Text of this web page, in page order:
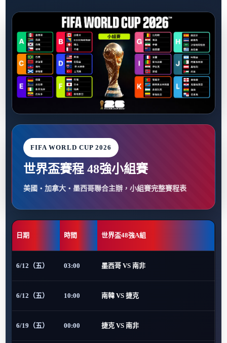
FIFA WORLD CUP 2026
世界盃賽程 48強小組賽
美國・加拿大・墨西哥聯合主辦，小組賽完整賽程表
日期 時間 世界盃48強A組
6/12（五） 03:00 墨西哥 VS 南非
6/12（五） 10:00 南韓 VS 捷克
6/19（五） 00:00 捷克 VS 南非